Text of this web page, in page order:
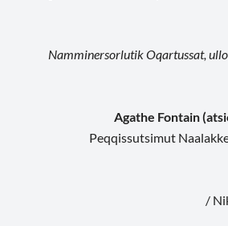
Namminersorlutik Oqartussat,
Agathe Fontain
Peqqissutsimut
/